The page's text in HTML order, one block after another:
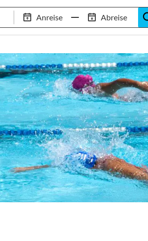
Anreise Abreise
20+ Jahre